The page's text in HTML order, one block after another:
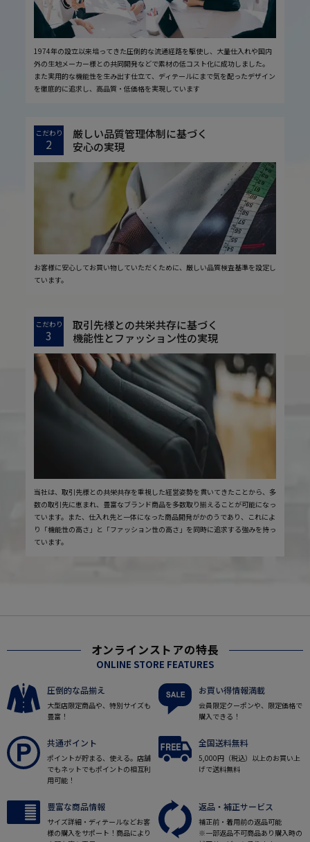
1974年の設立以来培ってきた圧倒的な流通経路を駆使し、大量仕入れや国内
外の生地メーカー様との共同開発などで素材の低コスト化に成功しました。
また実用的な機能性を生み出す仕立て、ディテールにまで気を配ったデザイン
を徹底的に追求し、高品質・低価格を実現しています
こだわり
2
厳しい品質管理体制に基づく
安心の実現
お客様に安心してお買い物していただくために、厳しい品質検査基準を設定し
ています。
こだわり
3
取引先様との共栄共存に基づく
機能性とファッション性の実現
当社は、取引先様との共栄共存を重視した経営姿勢を貫いてきたことから、多
数の取引先に恵まれ、豊富なブランド商品を多数取り揃えることが可能になっ
ています。また、仕入れ先と一体になった商品開発がかのうであり、これによ
り「機能性の高さ」と「ファッション性の高さ」を同時に追求する強みを持っ
ています。
オンラインストアの特長
ONLINE STORE FEATURES
圧倒的な品揃え
大型店限定商品や、特別サイズも
豊富！
お買い得情報満載
会員限定クーポンや、限定価格で
購入できる！
共通ポイント
ポイントが貯まる、使える。店舗
でもネットでもポイントの相互利
用可能！
全国送料無料
5,000円（税込）以上のお買い上
げで送料無料
豊富な商品情報
サイズ詳細・ディテールなどお客
様の購入をサポート！商品により
返品・補正サービス
補正前・着用前の返品可能
※一部返品不可商品あり購入時の